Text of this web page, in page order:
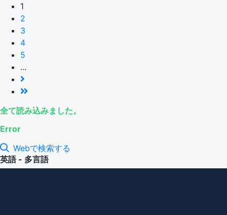
1
2
3
4
5
...
全て読み込みました。
Error
Webで検索する
英語 - 多言語